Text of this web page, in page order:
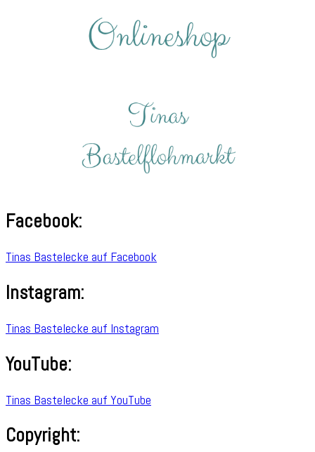
Facebook:
Tinas Bastelecke auf Facebook
Instagram:
Tinas Bastelecke auf Instagram
YouTube:
Tinas Bastelecke auf YouTube
Copyright: